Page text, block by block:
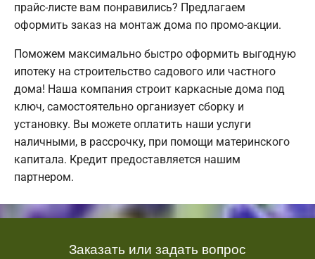
прайс-листе вам понравились? Предлагаем
оформить заказ на монтаж дома по промо-акции.
Поможем максимально быстро оформить выгодную
ипотеку на строительство садового или частного
дома! Наша компания строит каркасные дома под
ключ, самостоятельно организует сборку и
установку. Вы можете оплатить наши услуги
наличными, в рассрочку, при помощи материнского
капитала. Кредит предоставляется нашим
партнером.
Заказать или задать вопрос